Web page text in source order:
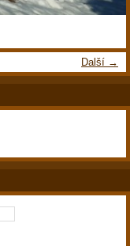
Další →